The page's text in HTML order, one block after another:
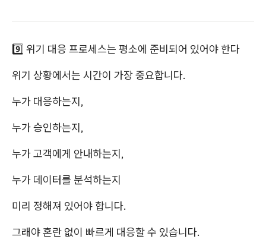
9️⃣ 위기 대응 프로세스는 평소에 준비되어 있어야 한다
위기 상황에서는 시간이 가장 중요합니다.
누가 대응하는지,
누가 승인하는지,
누가 고객에게 안내하는지,
누가 데이터를 분석하는지
미리 정해져 있어야 합니다.
그래야 혼란 없이 빠르게 대응할 수 있습니다.